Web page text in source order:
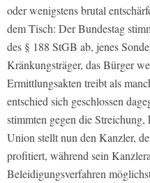
oder wenigstens brutal
dem Tisch: Der Bundestag
des § 188 StGB ab, jenes
Kränkungsträger, das Bürger
Ermittlungsakten treibt als
entschied sich geschlossen
stimmten gegen die
Union stellt nun den Kanzler,
profitiert, während sein
Beleidigungsverfahren